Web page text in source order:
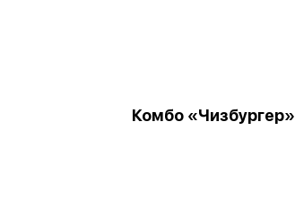
Комбо «Чизбургер»